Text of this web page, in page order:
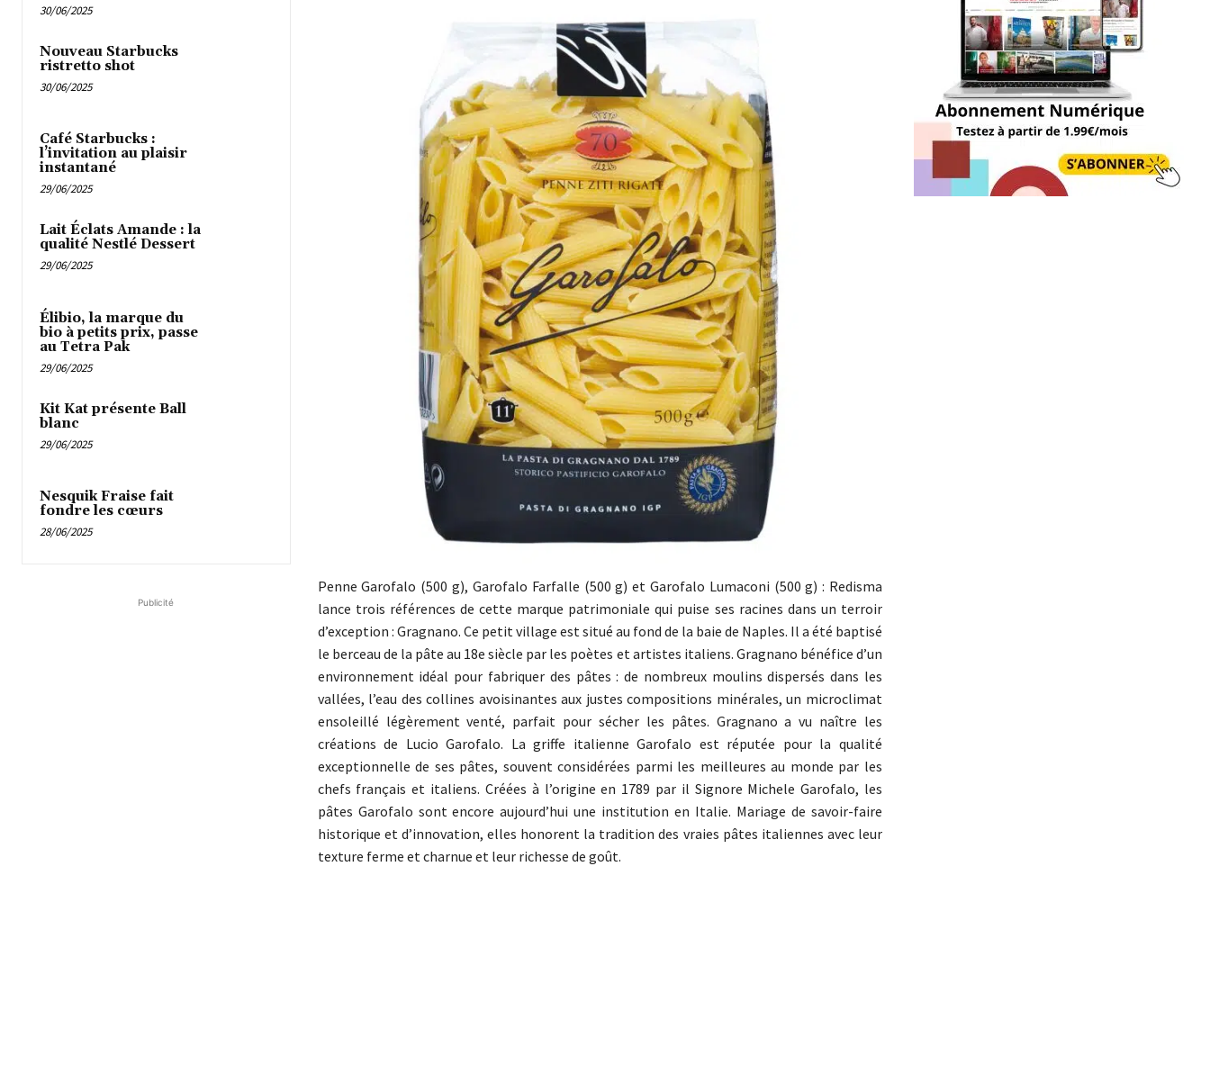
30/06/2025
Nouveau Starbucks
ristretto shot
30/06/2025
Café Starbucks :
l’invitation au plaisir
instantané
29/06/2025
Lait Éclats Amande : la
qualité Nestlé Dessert
29/06/2025
Élibio, la marque du
bio à petits prix, passe
au Tetra Pak
29/06/2025
Kit Kat présente Ball
blanc
29/06/2025
Nesquik Fraise fait
fondre les cœurs
28/06/2025
Publicité
Penne Garofalo (500 g), Garofalo Farfalle (500 g) et Garofalo Lumaconi (500 g) : Redisma
lance trois références de cette marque patrimoniale qui puise ses racines dans un terroir
d’exception : Gragnano. Ce petit village est situé au fond de la baie de Naples. Il a été baptisé
le berceau de la pâte au 18e siècle par les poètes et artistes italiens. Gragnano bénéfice d’un
environnement idéal pour fabriquer des pâtes : de nombreux moulins dispersés dans les
vallées, l’eau des collines avoisinantes aux justes compositions minérales, un microclimat
ensoleillé légèrement venté, parfait pour sécher les pâtes. Gragnano a vu naître les
créations de Lucio Garofalo. La griffe italienne Garofalo est réputée pour la qualité
exceptionnelle de ses pâtes, souvent considérées parmi les meilleures au monde par les
chefs français et italiens. Créées à l’origine en 1789 par il Signore Michele Garofalo, les
pâtes Garofalo sont encore aujourd’hui une institution en Italie. Mariage de savoir-faire
historique et d’innovation, elles honorent la tradition des vraies pâtes italiennes avec leur
texture ferme et charnue et leur richesse de goût.